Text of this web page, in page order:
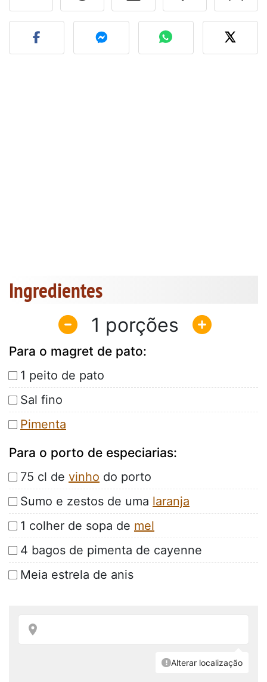
Fez esta receita?
Ingredientes
1
Para o magret de pato:
1 peito de pato
Sal fino
Pimenta
Para o porto de especiarias:
75 cl de vinho do porto
Sumo e zestos de uma laranja
1 colher de sopa de mel
4 bagos de pimenta de cayenne
Meia estrela de anis